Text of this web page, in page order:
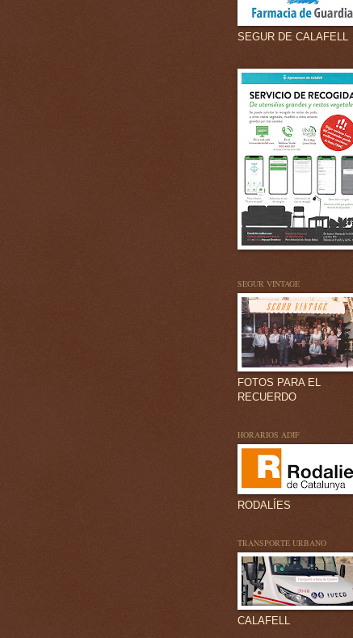
SEGUR DE CALAFELL
SEGUR VINTAGE
FOTOS PARA EL
RECUERDO
HORARIOS ADIF
RODALÍES
TRANSPORTE URBANO
CALAFELL